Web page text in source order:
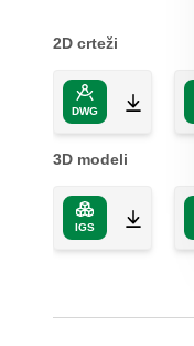
2D crteži
DWG
3D modeli
IGS